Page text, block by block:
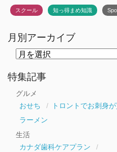
スクール 知っ得まめ知識
月別アーカイブ
ー
カ
特集記事
グルメ
おせち
トロントでお刺身
ラーメン
生活
カナダ歯科ケアプラン